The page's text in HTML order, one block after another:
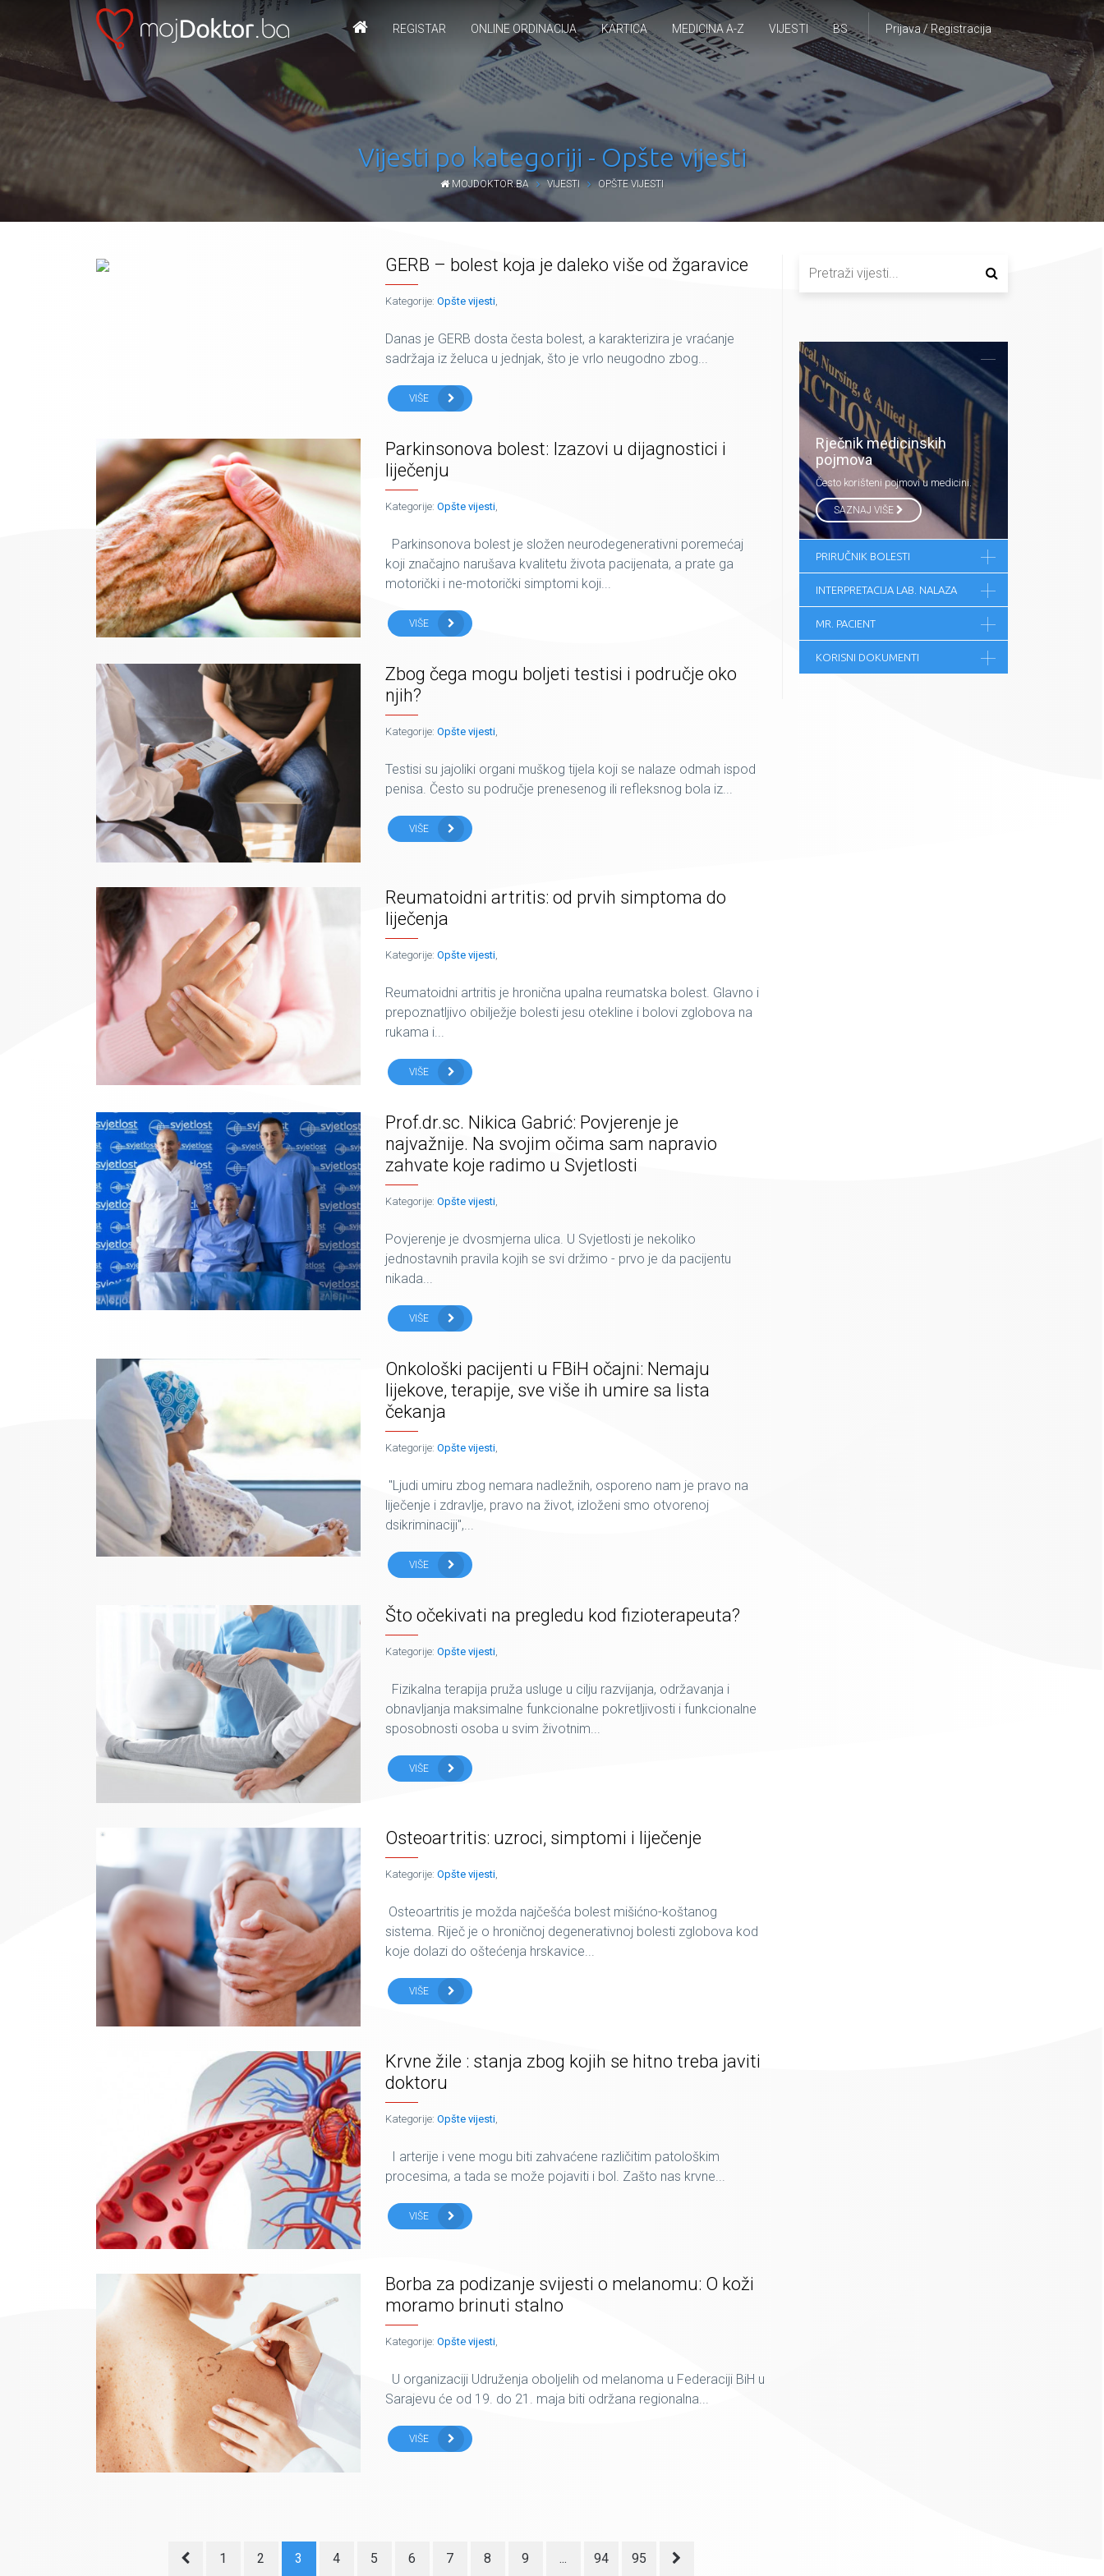
Prijava / Registracija
REGISTAR ONLINE ORDINACIJA KARTICA MEDICINA A-Z VIJESTI BS
Vijesti po kategoriji - Opšte vijesti
MOJDOKTOR.BA VIJESTI OPŠTE VIJESTI
GERB – bolest koja je daleko više od žgaravice
Kategorije:Opšte vijesti,
Danas je GERB dosta česta bolest, a karakterizira je vraćanje
sadržaja iz želuca u jednjak, što je vrlo neugodno zbog...
VIŠE
Parkinsonova bolest: Izazovi u dijagnostici i
liječenju
Kategorije:Opšte vijesti,
Parkinsonova bolest je složen neurodegenerativni poremećaj
koji značajno narušava kvalitetu života pacijenata, a prate ga
motorički i ne-motorički simptomi koji...
VIŠE
Zbog čega mogu boljeti testisi i područje oko
njih?
Kategorije:Opšte vijesti,
Testisi su jajoliki organi muškog tijela koji se nalaze odmah ispod
penisa. Često su područje prenesenog ili refleksnog bola iz...
VIŠE
Reumatoidni artritis: od prvih simptoma do
liječenja
Kategorije:Opšte vijesti
Reumatoidni artritis je hronična upalna reumatska bolest. Glavno i
prepoznatljivo obilježje bolesti jesu otekline i bolovi zglobova na
rukama i...
VIŠE
Prof.dr.sc. Nikica Gabrić: Povjerenje je
najvažnije. Na svojim očima sam napravio
zahvate koje radimo u Svjetlosti
Kategorije:Opšte vijesti
Povjerenje je dvosmjerna ulica. U Svjetlosti je nekoliko
jednostavnih pravila kojih se svi držimo - prvo je da pacijentu
nikada...
VIŠE
Onkološki pacijenti u FBiH očajni: Nemaju
lijekove, terapije, sve više ih umire sa lista
čekanja
Kategorije:Opšte vijesti
"Ljudi umiru zbog nemara nadležnih, osporeno nam je pravo na
liječenje i zdravlje, pravo na život, izloženi smo otvorenoj
dsikriminaciji",...
VIŠE
Što očekivati na pregledu kod fizioterapeuta?
Kategorije:Opšte vijesti
Fizikalna terapija pruža usluge u cilju razvijanja, održavanja i
obnavljanja maksimalne funkcionalne pokretljivosti i funkcionalne
sposobnosti osoba u svim životnim...
VIŠE
Osteoartritis: uzroci, simptomi i liječenje
Kategorije:Opšte vijesti,
Osteoartritis je možda najčešća bolest mišićno-koštanog
sistema. Riječ je o hroničnoj degenerativnoj bolesti zglobova kod
koje dolazi do oštećenja hrskavice...
VIŠE
Krvne žile : stanja zbog kojih se hitno treba javiti
doktoru
Kategorije:Opšte vijesti
I arterije i vene mogu biti zahvaćene različitim patološkim
procesima, a tada se može pojaviti i bol. Zašto nas krvne...
VIŠE
Borba za podizanje svijesti o melanomu: O koži
moramo brinuti stalno
Kategorije:Opšte vijesti,
U organizaciji Udruženja oboljelih od melanoma u Federaciji BiH u
Sarajevu će od 19. do 21. maja biti održana regionalna...
VIŠE
1 2 3 4 5 6 7 8 9 ... 94 95
Rječnik medicinskih
pojmova
Često korišteni pojmovi u medicini.
SAZNAJ VIŠE
PRIRUČNIK BOLESTI
INTERPRETACIJA LAB. NALAZA
MR. PACIENT
KORISNI DOKUMENTI